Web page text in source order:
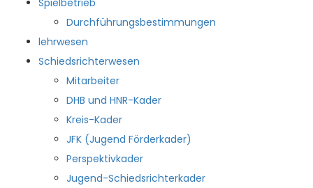
Spielbetrieb
Durchführungsbestimmungen
lehrwesen
Schiedsrichterwesen
Mitarbeiter
DHB und HNR-Kader
Kreis-Kader
JFK (Jugend Förderkader)
Perspektivkader
Jugend-Schiedsrichterkader